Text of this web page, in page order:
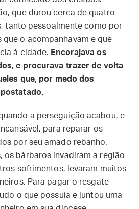
que durou cerca de quatro
tanto pessoalmente como por
o acompanhavam e que
à cidade. Encorajava os
e procurava trazer de volta
que, por medo dos
a perseguição acabou, e
para reparar os
por seu amado rebanho.
os bárbaros invadiram a região
sofrimentos, levaram muitos
Para pagar o resgate
o que possuía e juntou uma